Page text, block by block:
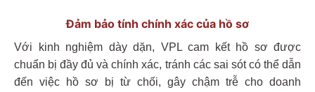
Đảm bảo tính chính xác của hồ sơ
Với kinh nghiệm dày dặn, VPLcam kết hồ sơ được
chuẩn bị đầy đủ và chính xác, tránh các sai sót có thể dẫn
đến việc hồ sơ bị từ chối, gây chậm trễ cho doanh